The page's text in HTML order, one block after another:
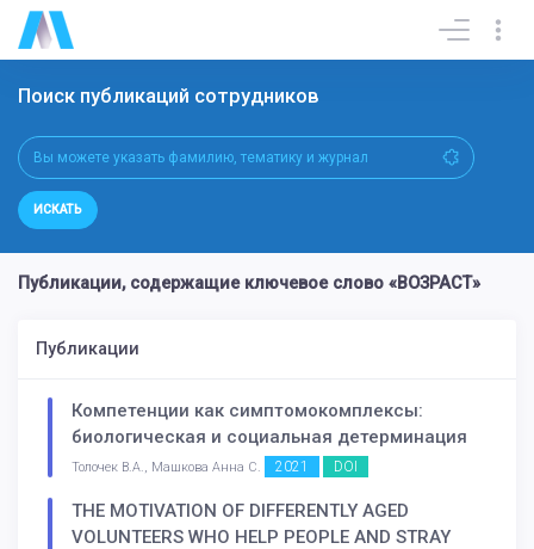
Поиск публикаций сотрудников
ИСКАТЬ
Публикации, содержащие ключевое слово «ВОЗРАСТ»
Публикации
Компетенции как симптомокомплексы:
биологическая и социальная детерминация
Толочек В.А., Машкова Анна С. 2021 DOI
THE MOTIVATION OF DIFFERENTLY AGED
VOLUNTEERS WHO HELP PEOPLE AND STRAY